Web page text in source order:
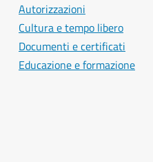
Autorizzazioni
Cultura e tempo libero
Documenti e certificati
Educazione e formazione